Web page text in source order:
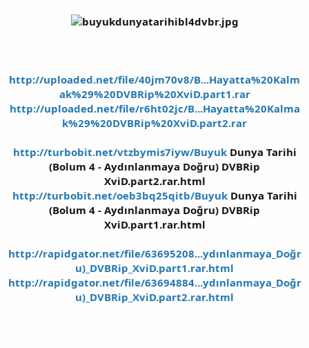
http://uploaded.net/file/40jm70v8/B...Hayatta%20Kalm
ak%29%20DVBRip%20XviD.part1.rar
http://uploaded.net/file/r6ht02jc/B...Hayatta%20Kalma
k%29%20DVBRip%20XviD.part2.rar
http://turbobit.net/vtzbymis7iyw/BuyukDunya Tarihi
(Bolum 4 - Aydınlanmaya Doğru) DVBRip
XviD.part2.rar.html
http://turbobit.net/oeb3bq25qitb/BuyukDunya Tarihi
(Bolum 4 - Aydınlanmaya Doğru) DVBRip
XviD.part1.rar.html
http://rapidgator.net/file/63695208...ydınlanmaya_Doğr
u)_DVBRip_XviD.part1.rar.html
http://rapidgator.net/file/63694884...ydınlanmaya_Doğr
u)_DVBRip_XviD.part2.rar.html